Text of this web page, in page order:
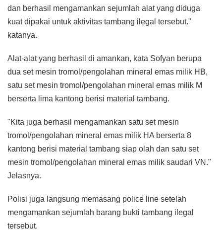
dan berhasil mengamankan sejumlah alat yang diduga
kuat dipakai untuk aktivitas tambang ilegal tersebut."
katanya.
Alat-alat yang berhasil di amankan, kata Sofyan berupa
dua set mesin tromol/pengolahan mineral emas milik HB,
satu set mesin tromol/pengolahan mineral emas milik M
berserta lima kantong berisi material tambang.
"Kita juga berhasil mengamankan satu set mesin
tromol/pengolahan mineral emas milik HA berserta 8
kantong berisi material tambang siap olah dan satu set
mesin tromol/pengolahan mineral emas milik saudari VN."
Jelasnya.
Polisi juga langsung memasang police line setelah
mengamankan sejumlah barang bukti tambang ilegal
tersebut.